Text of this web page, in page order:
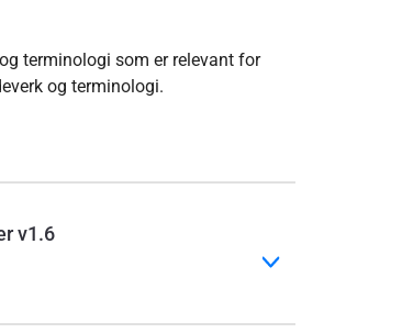
terminologi som er relevant for
og terminologi.
v1.6